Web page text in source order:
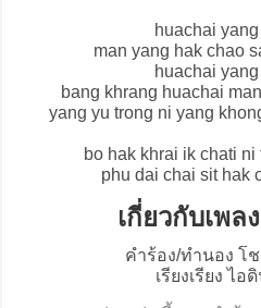
huachai
man yang hak chao
huachai
bang khrang huachai
yang yu trong ni yang
bo hak khrai ik chati
phu dai chai sit hak
เกี่ยวกับเพล
คำร้อง/ทำนอง โ
เรียงเรียง ไ